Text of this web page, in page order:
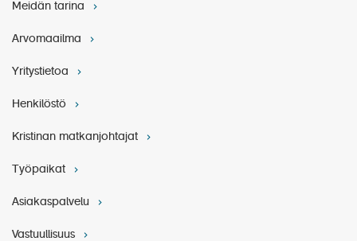
Meidän tarina
Arvomaailma
Yritystietoa
Henkilöstö
Kristinan matkanjohtajat
Työpaikat
Asiakaspalvelu
Vastuullisuus